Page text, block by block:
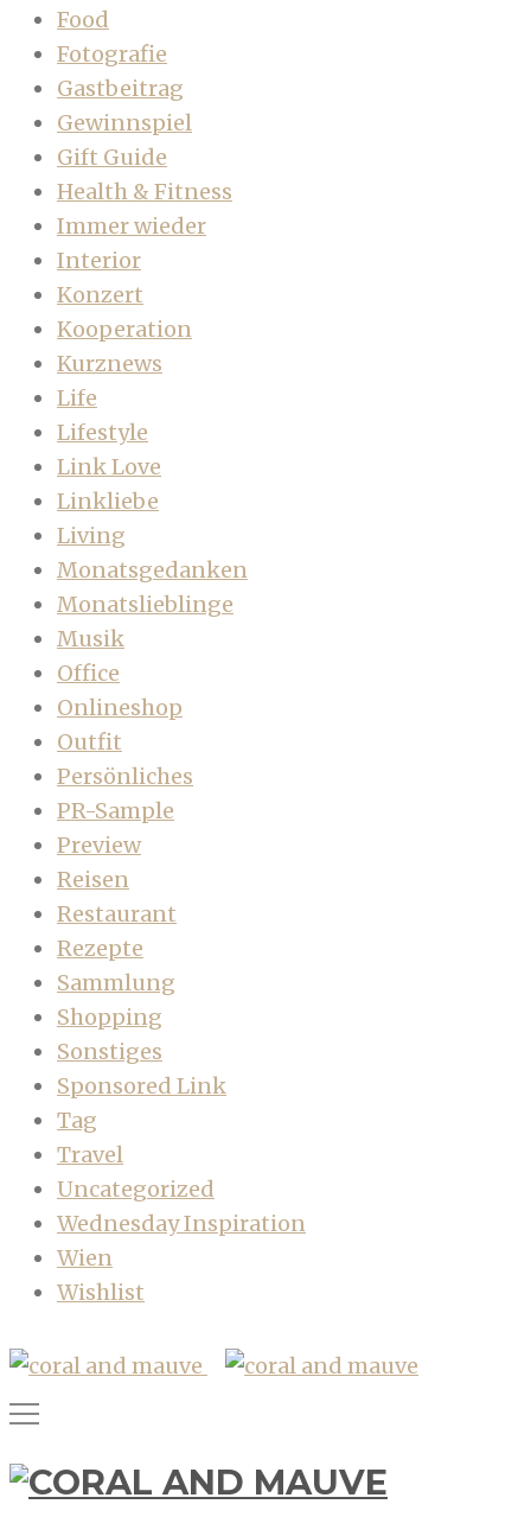
Food
Fotografie
Gastbeitrag
Gewinnspiel
Gift Guide
Health & Fitness
Immer wieder
Interior
Konzert
Kooperation
Kurznews
Life
Lifestyle
Link Love
Linkliebe
Living
Monatsgedanken
Monatslieblinge
Musik
Office
Onlineshop
Outfit
Persönliches
PR-Sample
Preview
Reisen
Restaurant
Rezepte
Sammlung
Shopping
Sonstiges
Sponsored Link
Tag
Travel
Uncategorized
Wednesday Inspiration
Wien
Wishlist